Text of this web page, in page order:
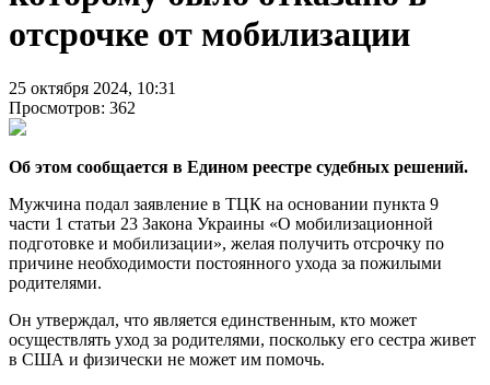
отсрочке от мобилизации
25 октября 2024, 10:31
Просмотров: 362
Об этом сообщается в Едином реестре судебных решений.
Мужчина подал заявление в ТЦК на основании пункта 9
части 1 статьи 23 Закона Украины «О мобилизационной
подготовке и мобилизации», желая получить отсрочку по
причине необходимости постоянного ухода за пожилыми
родителями.
Он утверждал, что является единственным, кто может
осуществлять уход за родителями, поскольку его сестра живет
в США и физически не может им помочь.